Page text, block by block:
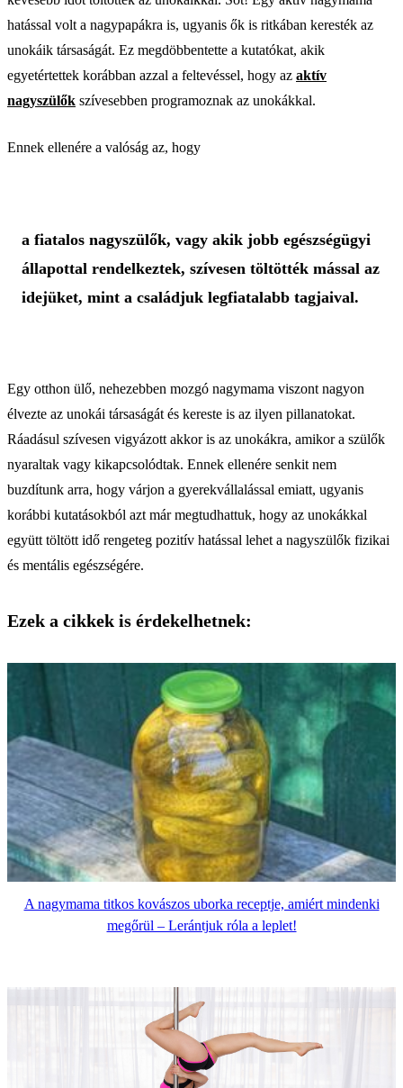
hatással volt a nagypapákra is, ugyanis ők is ritkában keresték az
unokáik társaságát. Ez megdöbbentette a kutatókat, akik
egyetértettek korábban azzal a feltevéssel, hogy az aktív
nagyszülők szívesebben programoznak az unokákkal.
Ennek ellenére a valóság az, hogy
a fiatalos nagyszülők, vagy akik jobb egészségügyi
állapottal rendelkeztek, szívesen töltötték mással az
idejüket, mint a családjuk legfiatalabb tagjaival.
Egy otthon ülő, nehezebben mozgó nagymama viszont nagyon
élvezte az unokái társaságát és kereste is az ilyen pillanatokat.
Ráadásul szívesen vigyázott akkor is az unokákra, amikor a szülők
nyaraltak vagy kikapcsolódtak. Ennek ellenére senkit nem
buzdítunk arra, hogy várjon a gyerekvállalással emiatt, ugyanis
korábbi kutatásokból azt már megtudhattuk, hogy az unokákkal
együtt töltött idő rengeteg pozitív hatással lehet a nagyszülők fizikai
és mentális egészségére.
Ezek a cikkek is érdekelhetnek:
A nagymama titkos kovászos uborka receptje, amiért mindenki
megőrül – Lerántjuk róla a leplet!